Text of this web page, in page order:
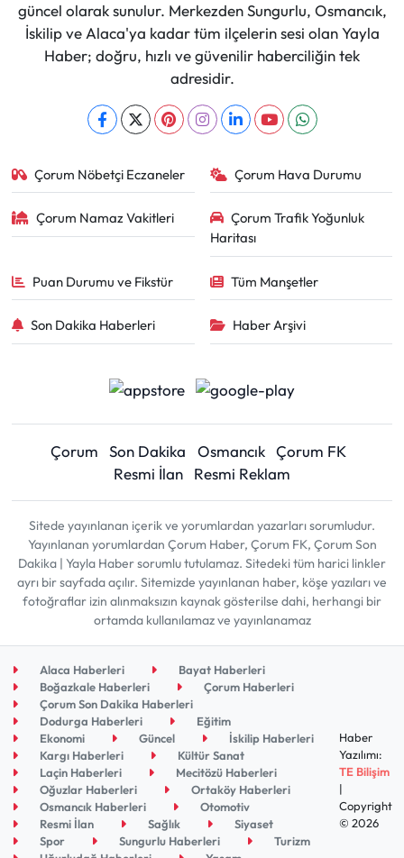
güncel olarak sunulur. Merkezden Sungurlu, Osmancık,
İskilip ve Alaca'ya kadar tüm ilçelerin sesi olan Yayla
Haber; doğru, hızlı ve güvenilir haberciliğin tek
adresidir.
Çorum Nöbetçi Eczaneler Çorum Hava Durumu
Çorum Namaz Vakitleri
Çorum Trafik Yoğunluk
Haritası
Puan Durumu ve Fikstür Tüm Manşetler
Son Dakika Haberleri Haber Arşivi
Çorum Son Dakika Osmancık Çorum FK
Resmi İlan
Resmi Reklam
Sitede yayınlanan içerik ve yorumlardan yazarları sorumludur.
Yayınlanan yorumlardan Çorum Haber, Çorum FK, Çorum Son
Dakika | Yayla Haber sorumlu tutulamaz. Sitedeki tüm harici linkler
ayrı bir sayfada açılır. Sitemizde yayınlanan haber, köşe yazıları ve
fotoğraflar izin alınmaksızın kaynak gösterilse dahi, herhangi bir
ortamda kullanılamaz ve yayınlanamaz
Alaca Haberleri
Bayat Haberleri
Boğazkale Haberleri
Çorum Haberleri
Çorum Son Dakika Haberleri
Dodurga Haberleri
Eğitim
Ekonomi
Güncel
İskilip Haberleri
Kargı Haberleri
Kültür Sanat
Laçin Haberleri
Mecitözü Haberleri
Oğuzlar Haberleri
Ortaköy Haberleri
Osmancık Haberleri
Otomotiv
Resmi İlan
Sağlık
Siyaset
Spor
Sungurlu Haberleri
Turizm
Haber
Yazılımı:
TE Bilişim
|
Copyright
© 2026